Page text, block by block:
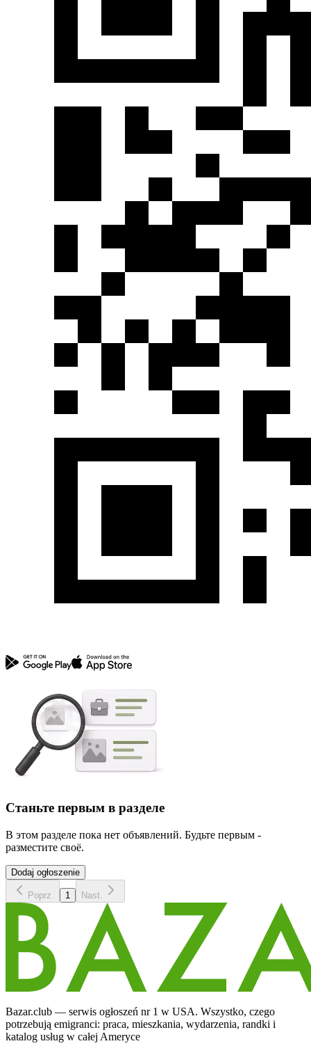
Станьте первым в разделе
В этом разделе пока нет объявлений. Будьте первым -
разместите своё.
Dodaj ogłoszenie
Poprz. 1 Nast.
Bazar.club — serwis ogłoszeń nr 1 w USA. Wszystko, czego
potrzebują emigranci: praca, mieszkania, wydarzenia, randki i
katalog usług w całej Ameryce